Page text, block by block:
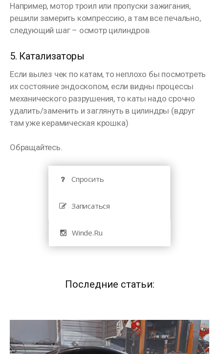
Например, мотор троил или пропуски зажигания,
решили замерить компрессию, а там все печально,
следующий шаг – осмотр цилиндров
5. Катализаторы
Если вылез чек по катам, то неплохо бы посмотреть
их состояние эндоскопом, если видны процессы
механического разрушения, то каты надо срочно
удалить/заменить и заглянуть в цилиндры (вдруг
там уже керамическая крошка)
Обращайтесь.
Спросить
Записаться
Winde.Ru
Последние статьи: